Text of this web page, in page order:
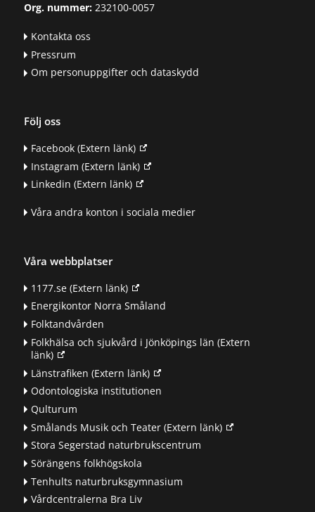
Org. nummer:232100-0057
Kontakta oss
Pressrum
Om personuppgifter och dataskydd
Följ oss
Facebook(Extern länk)
Instagram (Extern länk)
Linkedin (Extern länk)
Våra andra konton i sociala medier
Våra webbplatser
1177.se(Extern länk)
Energikontor Norra Småland
Folktandvården
Folkhälsa och sjukvård i Jönköpings län (Extern
länk)
Länstrafiken (Extern länk)
Odontologiska institutionen
Qulturum
Smålands Musik och Teater(Extern länk)
Stora Segerstad naturbrukscentrum
Sörängens folkhögskola
Tenhults naturbruksgymnasium
Vårdcentralerna Bra Liv